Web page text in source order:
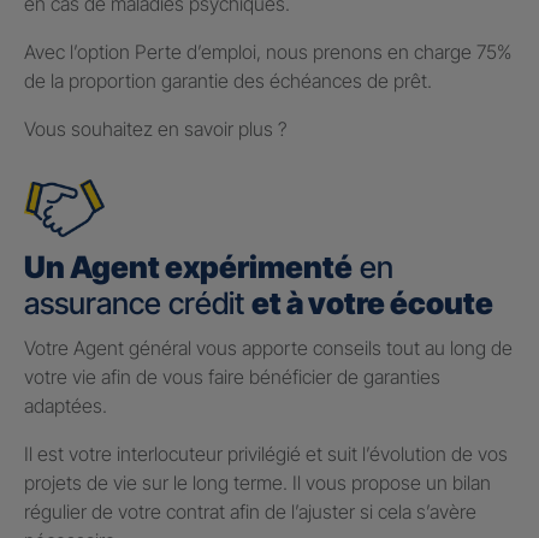
Avec l’option Perte d’emploi, nous prenons en charge 75%
de la proportion garantie des échéances de prêt.
Vous souhaitez en savoir plus ?
Un Agent expérimenté en
assurance crédit et à votre écoute
Votre Agent général vous apporte conseils tout au long de
votre vie afin de vous faire bénéficier de garanties
adaptées.
Il est votre interlocuteur privilégié et suit l’évolution de vos
projets de vie sur le long terme. Il vous propose un bilan
régulier de votre contrat afin de l’ajuster si cela s’avère